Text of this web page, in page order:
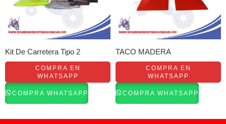
Kit De Carretera Tipo 2
COMPRA EN
WHATSAPP
COMPRA WHATSAPP
TACO MADERA
COMPRA EN
WHATSAPP
COMPRA WHATSAPP